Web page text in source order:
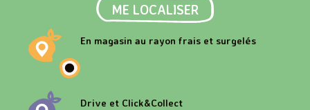
ME LOCALISER
En magasin au rayon frais et surgelés
Drive et Click&Collect